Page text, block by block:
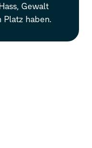
Gewalt
Platz haben.